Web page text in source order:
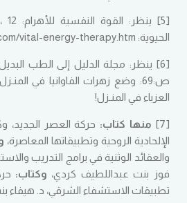
الحيوية: vital-energy-therapy.htm
ص:69: وضع زهرات الفاوانيا في
العزباء في المنـزل!
[7] منها كتاب: حركة العصر الجديد،
الإلحادية الروحية وتطبيقاتها المعاصرة،
والعقائد الوثنية في برامج التدريب
فوز بنت عبداللطيف كردي، وكتاب:
تطبيقات الاستشفاء الشرقي، د. هيفاء